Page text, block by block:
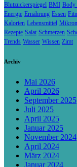
Blutzuckerspiegel BMI Body
Energie Ernährung Essen
Kalorien Lebensmittel
Rezepte Salat Schmerzen
Trends Wasser Wissen Zimt
Archiv
Mai 2026
April 2026
September 2025
Juli 2025
April 2025
Januar 2025
November 2024
April 2024
März 2024
Januar 2024